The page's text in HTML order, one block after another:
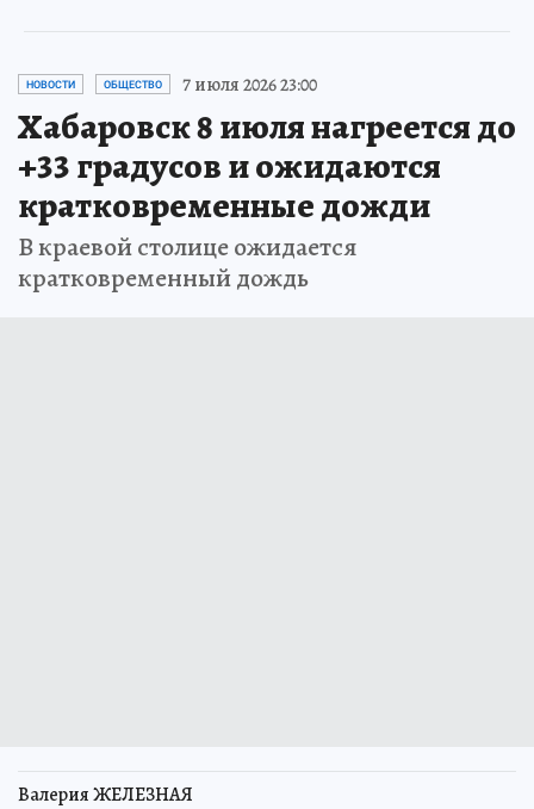
НОВОСТИ ОБЩЕСТВО 7 июля 2026 23:00
Хабаровск 8 июля нагреется до
+33 градусов и ожидаются
кратковременные дожди
В краевой столице ожидается
кратковременный дождь
Валерия ЖЕЛЕЗНАЯ